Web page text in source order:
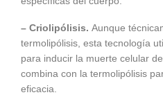
– Criolipólisis. Aunque
termolipólisis, esta tecnología
para inducir la muerte celular
combina con la termolipólisis
eficacia.